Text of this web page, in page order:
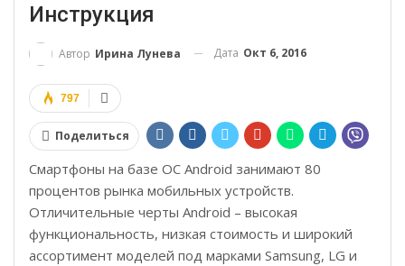
Инструкция
Автор Ирина Лунева Дата Окт 6, 2016
797
Поделиться
Смартфоны на базе ОС Android занимают 80
процентов рынка мобильных устройств.
Отличительные черты Android – высокая
функциональность, низкая стоимость и широкий
ассортимент моделей под марками Samsung, LG и